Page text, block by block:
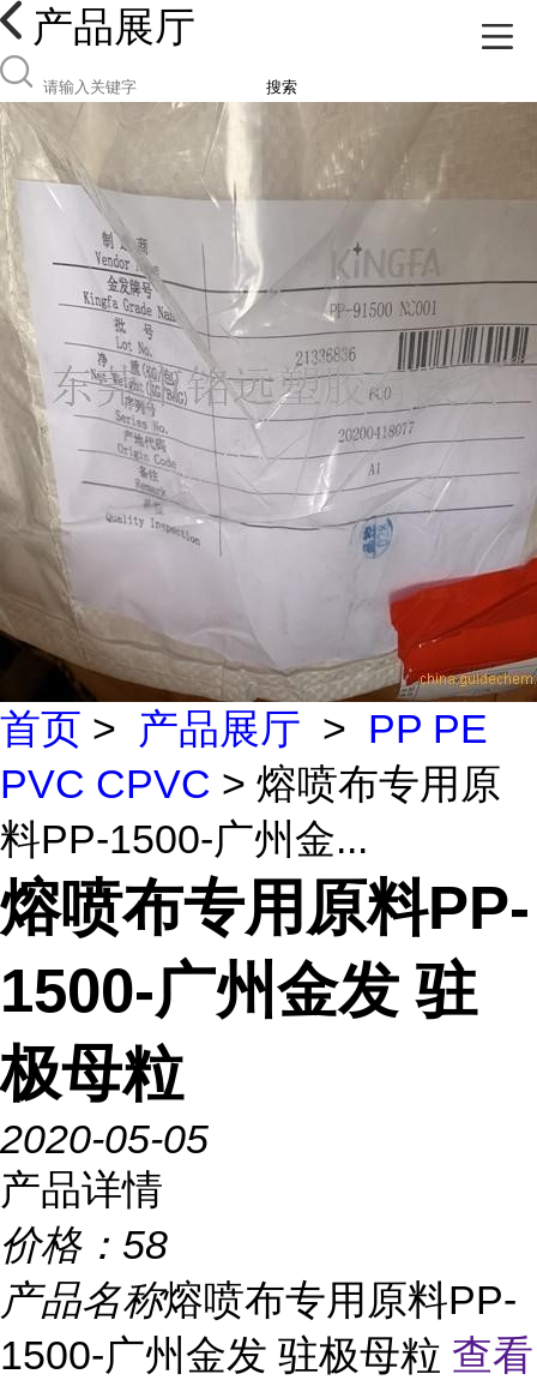
产品展厅
搜索
首页 > 产品展厅 > PP PE
PVC CPVC > 熔喷布专用原
料PP-1500-广州金...
熔喷布专用原料PP-
1500-广州金发 驻
极母粒
2020-05-05
产品详情
价格： 58
产品名称熔喷布专用原料PP-
1500-广州金发 驻极母粒 查看